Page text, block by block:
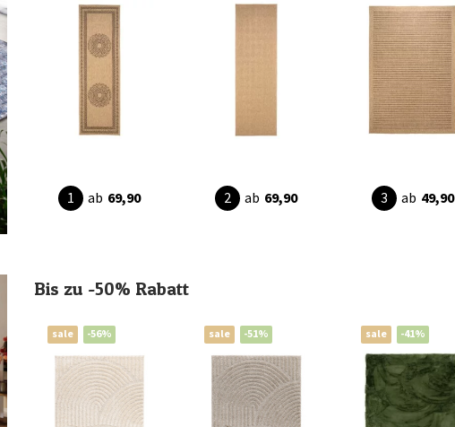
ab 69,90 ab 69,90 ab 49,90
Bis zu -50% Rabatt
sale -56% sale -51% sale -41%